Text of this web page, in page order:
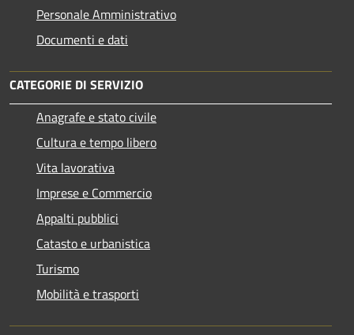
Personale Amministrativo
Documenti e dati
CATEGORIE DI SERVIZIO
Anagrafe e stato civile
Cultura e tempo libero
Vita lavorativa
Imprese e Commercio
Appalti pubblici
Catasto e urbanistica
Turismo
Mobilità e trasporti